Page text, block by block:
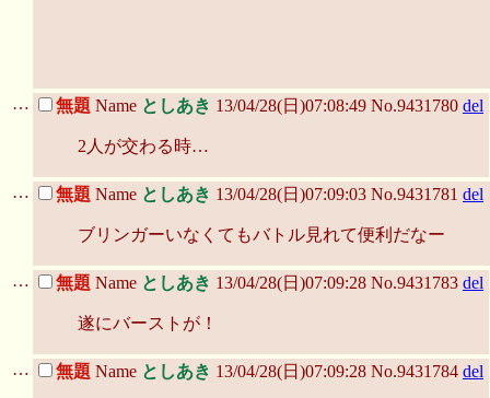
… 無題 Name としあき 13/04/28(日)07:08:49 No.9431780 del
2人が交わる時…
… 無題 Name としあき 13/04/28(日)07:09:03 No.9431781 del
ブリンガーいなくてもバトル見れて便利だなー
… 無題 Name としあき 13/04/28(日)07:09:28 No.9431783 del
遂にバーストが！
… 無題 Name としあき 13/04/28(日)07:09:28 No.9431784 del